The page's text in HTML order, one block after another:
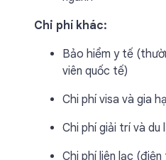
Chi phí khác:
Bảo hiểm y tế
viên quốc tế)
Chi phí visa và gia
Chi phí giải trí và du
Chi phí liên lạc